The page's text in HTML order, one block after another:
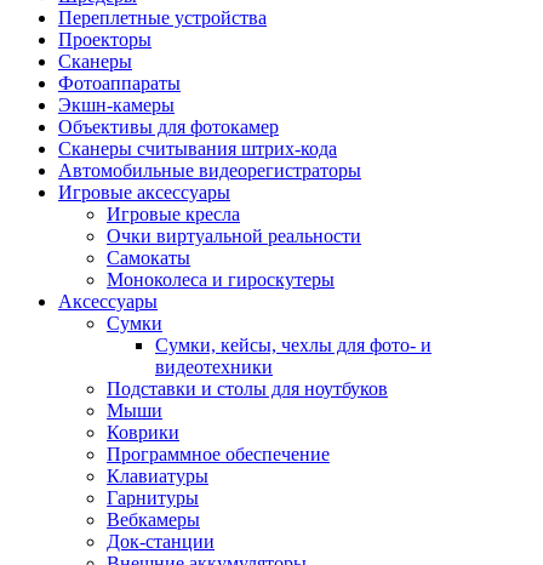
Переплетные устройства
Проекторы
Сканеры
Фотоаппараты
Экшн-камеры
Объективы для фотокамер
Сканеры считывания штрих-кода
Автомобильные видеорегистраторы
Игровые аксессуары
Игровые кресла
Очки виртуальной реальности
Самокаты
Моноколеса и гироскутеры
Аксессуары
Сумки
Сумки, кейсы, чехлы для фото- и
видеотехники
Подставки и столы для ноутбуков
Мыши
Коврики
Программное обеспечение
Клавиатуры
Гарнитуры
Вебкамеры
Док-станции